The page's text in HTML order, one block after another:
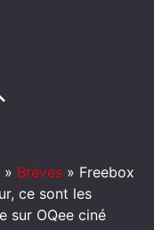
» Brèves » Freebox
ce sont les
sur OQee ciné